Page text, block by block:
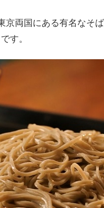
京両国にある有名なそ
す。